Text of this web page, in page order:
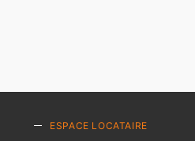
ESPACE LOCATAIRE